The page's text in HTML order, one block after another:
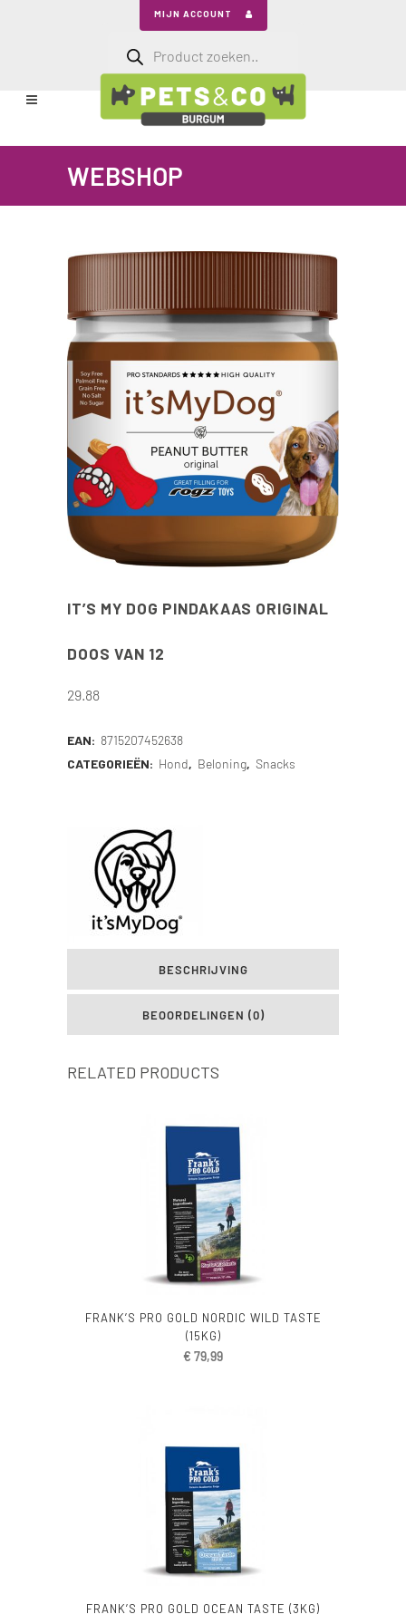
zoeken
MIJN ACCOUNT
WEBSHOP
IT’S MY DOG PINDAKAAS ORIGINAL
DOOS VAN 12
29.88
EAN: 8715207452638
CATEGORIEËN: Hond, Beloning, Snacks
BESCHRIJVING
BEOORDELINGEN (0)
RELATED PRODUCTS
FRANK’S PRO GOLD NORDIC WILD TASTE
(15KG)
€ 79,99
FRANK’S PRO GOLD OCEAN TASTE (3KG)